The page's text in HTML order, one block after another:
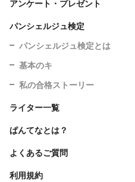
アンケート・プレゼント
パンシェルジュ検定
パンシェルジュ検定とは
基本のキ
私の合格ストーリー
ライター一覧
ぱんてなとは？
よくあるご質問
利用規約